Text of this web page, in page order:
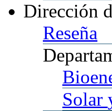
Dirección
Reseña
Solar